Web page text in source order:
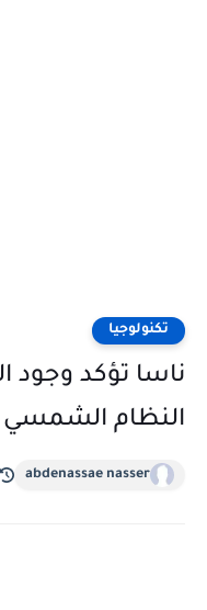
تكنولوجيا
ناسا تؤكد وجود
النظام الشمسي
abdenassae nasser